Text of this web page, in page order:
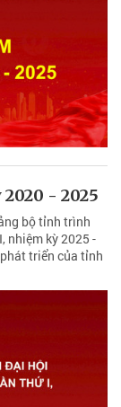
- 2025
bộ tỉnh trình
nhiệm kỳ 2025 -
triển của tỉnh